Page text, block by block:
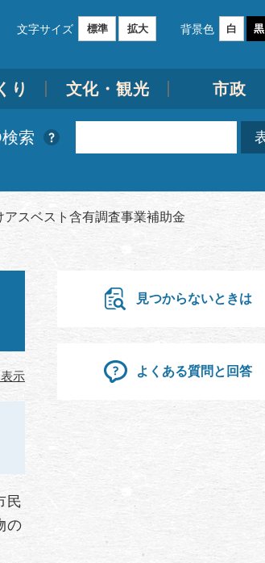
文字サイズ 標準 拡大 背景色 白 黒
り 文化・観光 市政
索
アスベスト含有調査事業補助金
示
民
の
見つからないときは
よくある質問と回答